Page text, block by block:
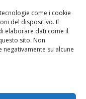
come i cookie
del dispositivo. Il
elaborare dati come il
sito. Non
su alcune
di energia
fiscalità ed
elettrica